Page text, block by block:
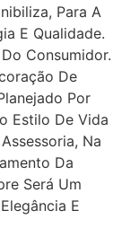
Para A
E Qualidade.
Consumidor.
De
Por
Estilo De Vida
Na
Da
Será Um
E